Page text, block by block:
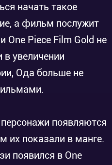
начать такое
а фильм послужит
One Piece Film Gold не
увеличении
Ода больше не
появляются
их показали в манге.
появился в One